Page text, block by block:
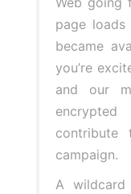
page loads
became
you’re
and our
campaign.
A